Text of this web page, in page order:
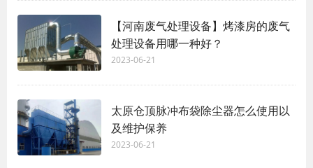
【河南废气处理设备】烤漆房的废气
处理设备用哪一种好？
2023-06-21
太原仓顶脉冲布袋除尘器怎么使用以
及维护保养
2023-06-21